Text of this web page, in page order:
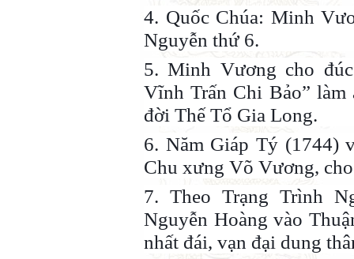
4. Quốc Chúa: Minh
Nguyễn thứ 6.
5. Minh Vương cho
Vĩnh Trấn Chi Bảo” làm
đời Thế Tổ Gia Long.
6. Năm Giáp Tý (1744)
Chu xưng Võ Vương,
7. Theo Trạng Trình
Nguyễn Hoàng vào
nhất đái, vạn đại dung